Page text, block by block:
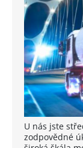
U nás jste
zodpovědné